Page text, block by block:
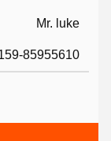
Mr. luke
85955610